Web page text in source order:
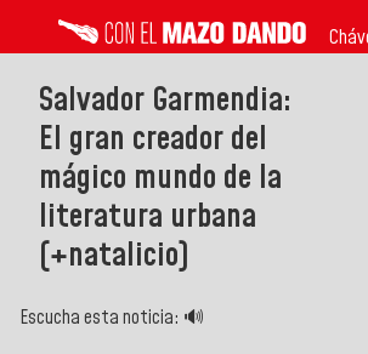
Salvador Garmendia:
El gran creador del
mágico mundo de la
literatura urbana
(+natalicio)
Escucha esta noticia: 🔊